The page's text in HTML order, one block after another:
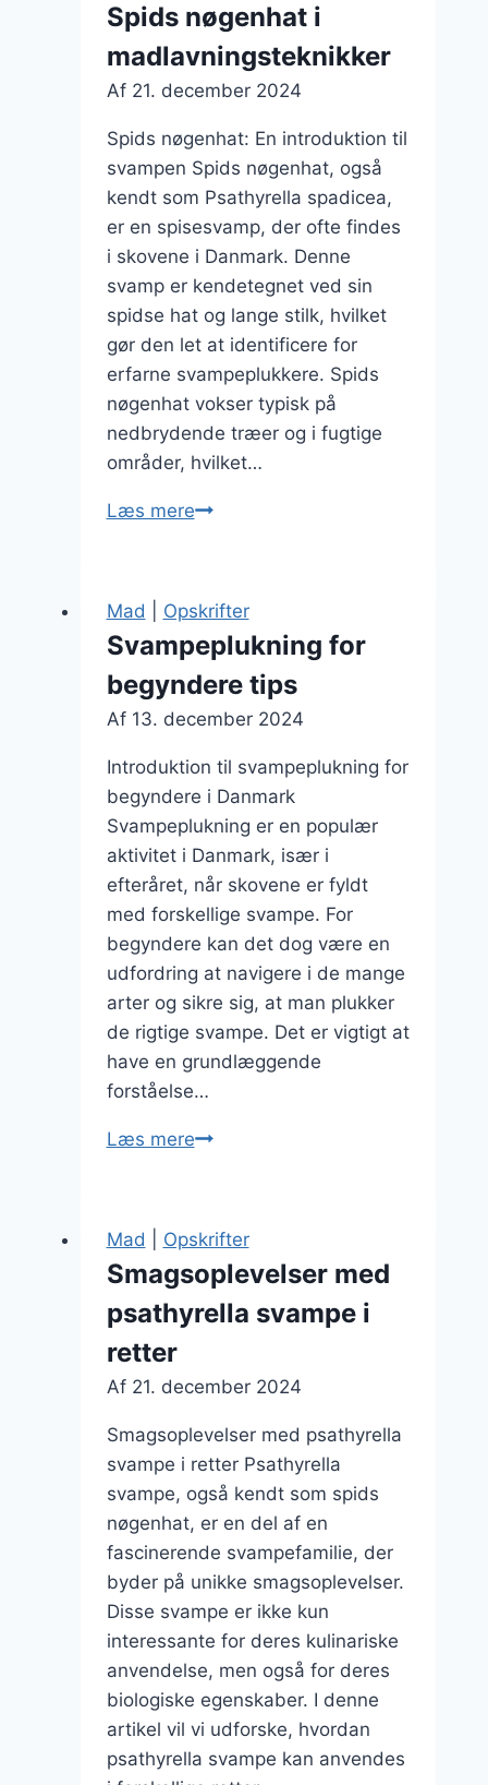
Spids nøgenhat i
madlavningsteknikker
Af 21. december 2024
Spids nøgenhat: En introduktion til
svampen Spids nøgenhat, også
kendt som Psathyrella spadicea,
er en spisesvamp, der ofte findes
i skovene i Danmark. Denne
svamp er kendetegnet ved sin
spidse hat og lange stilk, hvilket
gør den let at identificere for
erfarne svampeplukkere. Spids
nøgenhat vokser typisk på
nedbrydende træer og i fugtige
områder, hvilket…
Læs mereSpids
madlavningsteknikker
Mad Opskrifter
Svampeplukning for
begyndere tips
Af 13. december 2024
Introduktion til svampeplukning for
begyndere i Danmark
Svampeplukning er en populær
aktivitet i Danmark, især i
efteråret, når skovene er fyldt
med forskellige svampe. For
begyndere kan det dog være en
udfordring at navigere i de mange
arter og sikre sig, at man plukker
de rigtige svampe. Det er vigtigt at
have en grundlæggende
forståelse…
Læs mereSvampeplukning
tips
Mad Opskrifter
Smagsoplevelser med
psathyrella svampe i
retter
Af 21. december 2024
Smagsoplevelser med psathyrella
svampe i retter Psathyrella
svampe, også kendt som spids
nøgenhat, er en del af en
fascinerende svampefamilie, der
byder på unikke smagsoplevelser.
Disse svampe er ikke kun
interessante for deres kulinariske
anvendelse, men også for deres
biologiske egenskaber. I denne
artikel vil vi udforske, hvordan
psathyrella svampe kan anvendes